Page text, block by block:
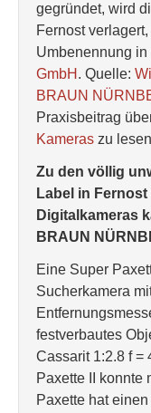
gegründet, wird
Fernost
Umbenennung in
GmbH . Quelle:
BRAUN
Praxisbeitrag
Kameras zu
Zu den völlig
Label in
Digitalkameras
BRAUN
Eine Super
Sucherkamera
festverbautes
Cassarit 1:2.8 f =
Paxette II konnte
Paxette hat